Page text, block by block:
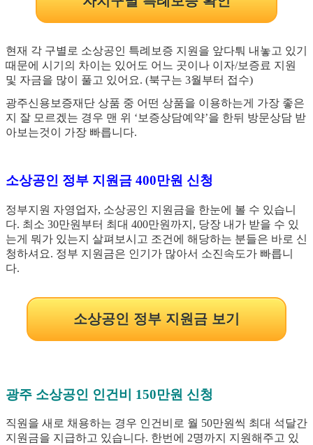
현재 각 구별로 소상공인 특례보증 지원을 앞다퉈 내놓고 있기
때문에 시기의 차이는 있어도 어느 곳이나 이자/보증료 지원
및 자금을 많이 풀고 있어요. (북구는 3월부터 접수)
광주신용보증재단 상품 중 어떤 상품을 이용하는게 가장 좋은
지 잘 모르겠는 경우 맨 위 ‘보증상담예약’을 한뒤 방문상담 받
아보는것이 가장 빠릅니다.
소상공인 정부 지원금 400만원 신청
정부지원 자영업자, 소상공인 지원금을 한눈에 볼 수 있습니
다. 최소 30만원부터 최대 400만원까지, 당장 내가 받을 수 있
는게 뭐가 있는지 살펴보시고 조건에 해당하는 분들은 바로 신
청하셔요. 정부 지원금은 인기가 많아서 소진속도가 빠릅니
다.
소상공인 정부 지원금 보기
광주 소상공인 인건비 150만원 신청
직원을 새로 채용하는 경우 인건비로 월 50만원씩 최대 석달간
지원금을 지급하고 있습니다. 한번에 2명까지 지원해주고 있